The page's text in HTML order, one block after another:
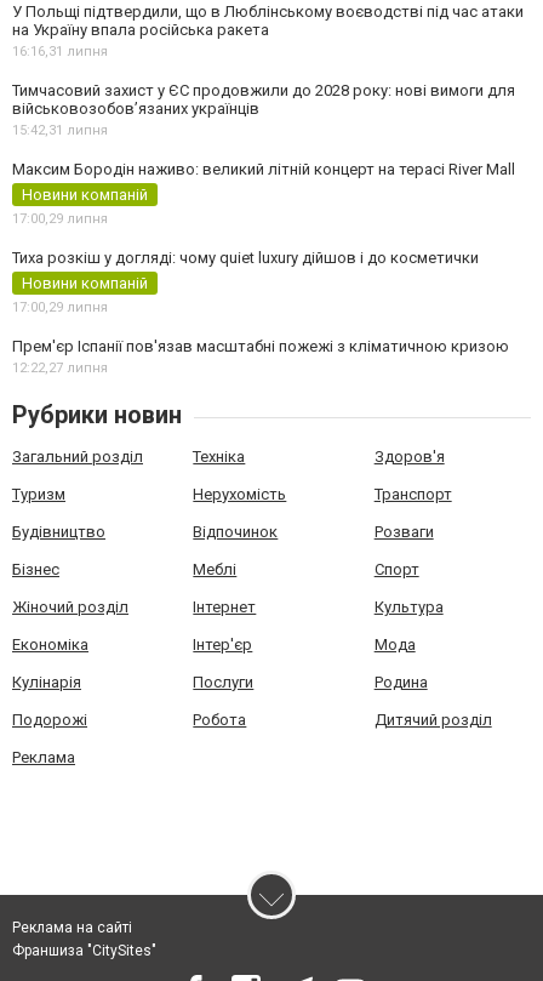
У Польщі підтвердили, що в Люблінському воєводстві під час атаки
на Україну впала російська ракета
16:16,31 липня
Тимчасовий захист у ЄС продовжили до 2028 року: нові вимоги для
військовозобов’язаних українців
15:42,31 липня
Максим Бородін наживо: великий літній концерт на терасі River Mall
Новини компаній
17:00,29 липня
Тиха розкіш у догляді: чому quiet luxury дійшов і до косметички
Новини компаній
17:00,29 липня
Прем'єр Іспанії пов'язав масштабні пожежі з кліматичною кризою
12:22,27 липня
Рубрики новин
Загальний розділ Техніка Здоров'я
Туризм Нерухомість Транспорт
Будівництво Відпочинок Розваги
Бізнес Меблі Спорт
Жіночий розділ Інтернет Культура
Економіка Інтер'єр Мода
Кулінарія Послуги Родина
Подорожі Робота Дитячий розділ
Реклама
Реклама на сайті
Франшиза "CitySites"